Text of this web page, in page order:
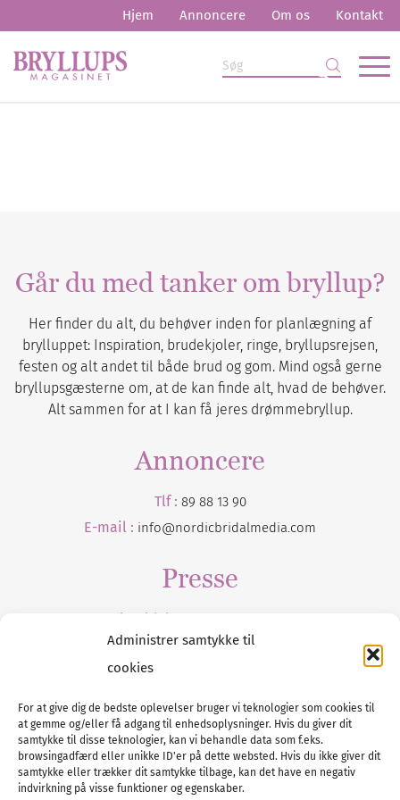
Administrer samtykke til
cookies
For at give dig de bedste oplevelser bruger vi teknologier som cookies til
at gemme og/eller få adgang til enhedsoplysninger. Hvis du giver dit
samtykke til disse teknologier, kan vi behandle data som f.eks.
browsingadfærd eller unikke ID'er på dette websted. Hvis du ikke giver dit
samtykke eller trækker dit samtykke tilbage, kan det have en negativ
indvirkning på visse funktioner og egenskaber.
Hjem Annoncere Om os Kontakt
Går du med tanker om bryllup?
Her finder du alt, du behøver inden for planlægning af
brylluppet: Inspiration, brudekjoler, ringe, bryllupsrejsen,
festen og alt andet til både brud og gom. Mind også gerne
bryllupsgæsterne om, at de kan finde alt, hvad de behøver.
Alt sammen for at I kan få jeres drømmebryllup.
Annoncere
Tlf : 89 88 13 90
E-mail : info@nordicbridalmedia.com
Presse
Tilmeld dig vores
Tel :89 88 13 90
E-post:info@nordicbridalmedia.com
Nordic Bridal Media